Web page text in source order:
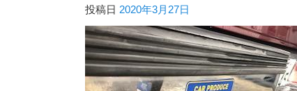
投稿日 2020年3月27日